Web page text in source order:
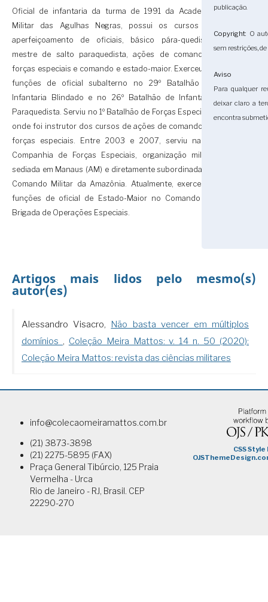
Oficial de infantaria da turma de 1991 da Academia
Militar das Agulhas Negras, possui os cursos de
aperfeiçoamento de oficiais, básico pára-quedista,
mestre de salto paraquedista, ações de comandos,
forças especiais e comando e estado-maior. Exerceu as
funções de oficial subalterno no 29º Batalhão de
Infantaria Blindado e no 26º Batalhão de Infantaria
Paraquedista. Serviu no 1º Batalhão de Forças Especiais,
onde foi instrutor dos cursos de ações de comandos e
forças especiais. Entre 2003 e 2007, serviu na 3ª
Companhia de Forças Especiais, organização militar
sediada em Manaus (AM) e diretamente subordinada ao
Comando Militar da Amazônia. Atualmente, exerce as
funções de oficial de Estado-Maior no Comando da
Brigada de Operações Especiais.
publicação.
Copyright: O
sem restrições,
Aviso
Para qualquer
deixar claro a
encontra
Artigos mais lidos pelo mesmo(s)
autor(es)
Alessandro Visacro, Não basta vencer em múltiplos
domínios , Coleção Meira Mattos: v. 14 n. 50 (2020):
Coleção Meira Mattos: revista das ciências militares
info@colecaomeiramattos.com.br
(21) 3873-3898
(21) 2275-5895 (FAX)
Praça General Tibúrcio, 125 Praia
Vermelha - Urca
Rio de Janeiro - RJ, Brasil. CEP
22290-270